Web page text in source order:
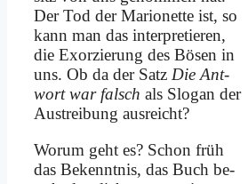
Der Tod der Ma­rio­net­te ist, so
kann man das in­ter­pre­tie­ren,
die Ex­or­zie­rung des Bö­sen in
uns. Ob da der Satz Die Ant­
wort war falsch als Slo­gan der
Aus­trei­bung aus­reicht?
Wor­um geht es? Schon früh
das Be­kennt­nis, das Buch be­